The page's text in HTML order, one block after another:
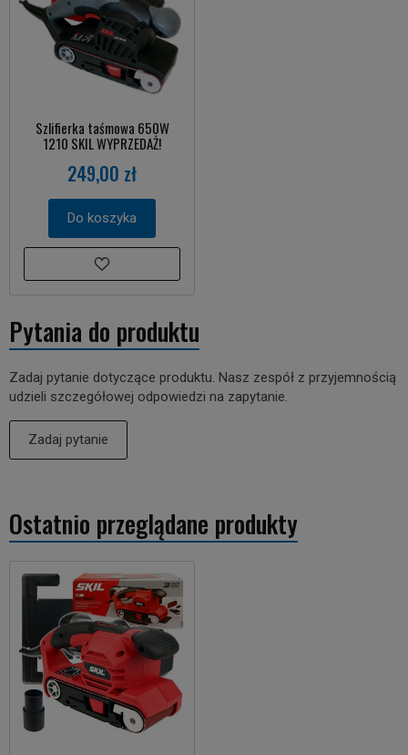
Szlifierka taśmowa 650W
1210 SKIL WYPRZEDAŻ!
249,00 zł
Do koszyka
Pytania do produktu
Zadaj pytanie dotyczące produktu. Nasz zespół z przyjemnością
udzieli szczegółowej odpowiedzi na zapytanie.
Zadaj pytanie
Ostatnio przeglądane produkty